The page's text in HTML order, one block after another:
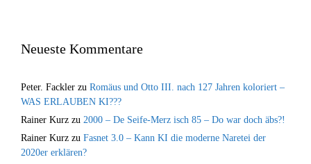
Neueste Kommentare
Peter. Fackler zu Romäus und Otto III. nach 127 Jahren koloriert –
WAS ERLAUBEN KI???
Rainer Kurz zu 2000 – De Seife-Merz isch 85 – Do war doch äbs?!
Rainer Kurz zu Fasnet 3.0 – Kann KI die moderne Naretei der
2020er erklären?